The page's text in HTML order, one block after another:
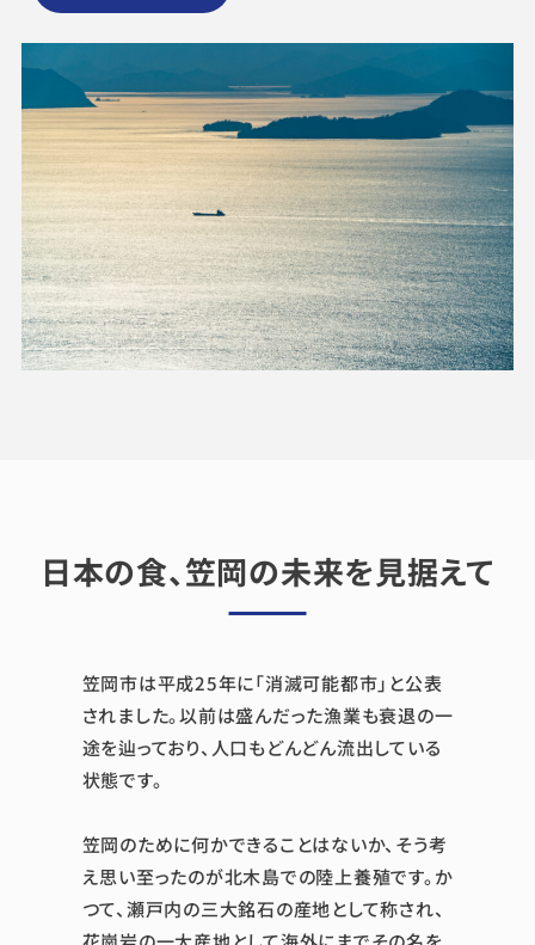
日本の食、笠岡の未来を見据えて
笠岡市は平成25年に「消滅可能都市」と公表
されました。以前は盛んだった漁業も衰退の一
途を辿っており、人口もどんどん流出している
状態です。
笠岡のために何かできることはないか、そう考
え思い至ったのが北木島での陸上養殖です。か
つて、瀬戸内の三大銘石の産地として称され、